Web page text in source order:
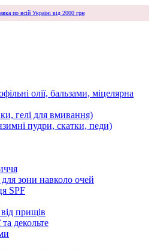
по всій Україні від 2000 грн
олії, бальзами, міцелярна
гелі для вмивання)
пудри, скатки, педи)
зони навколо очей
SPF
прищів
декольте